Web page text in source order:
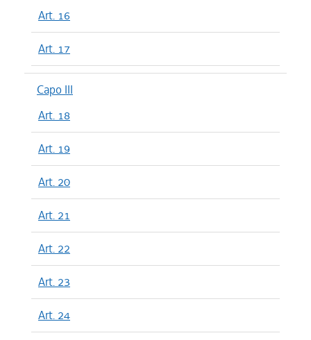
Art. 16
Art. 17
Capo III
Art. 18
Art. 19
Art. 20
Art. 21
Art. 22
Art. 23
Art. 24